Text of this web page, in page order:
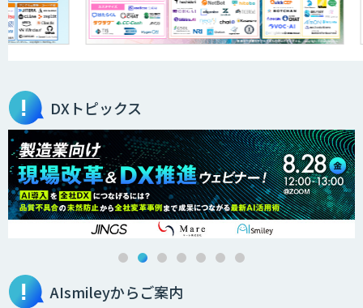
DXトピックス
AIsmileyからご案内